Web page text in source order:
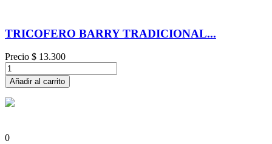
TRICOFERO BARRY TRADICIONAL...
Precio $ 13.300
Añadir al carrito
0